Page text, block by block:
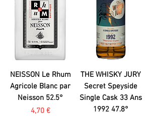
NEISSON Le Rhum
Agricole Blanc par
Neisson 52.5°
Prix
4,70 €
THE WHISKY JURY
Secret Speyside
Single Cask 33 Ans
1992 47.8°